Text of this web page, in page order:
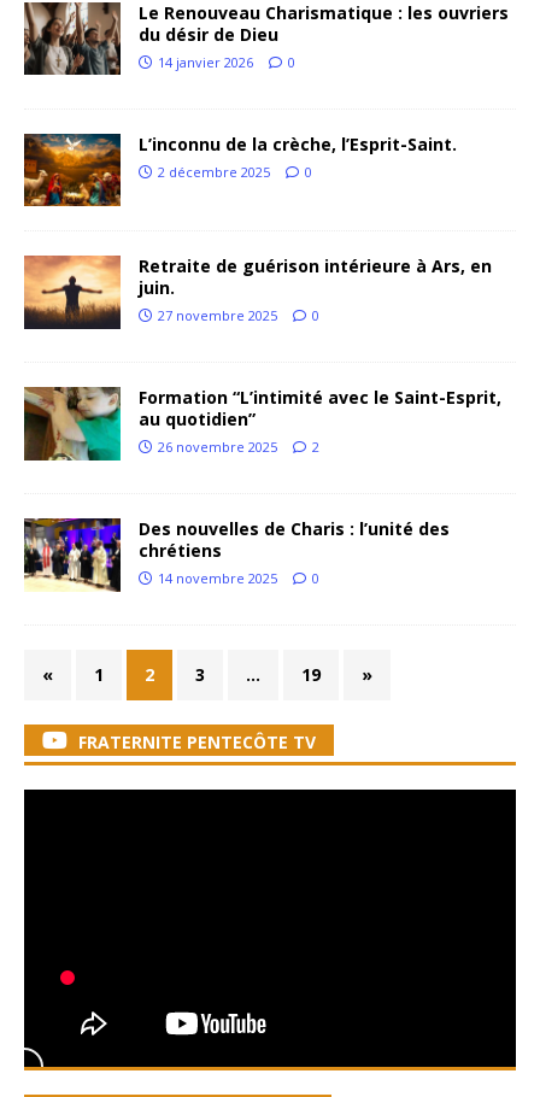
Le Renouveau Charismatique : les ouvriers
du désir de Dieu
14 janvier 2026 0
L’inconnu de la crèche, l’Esprit-Saint.
2 décembre 2025 0
Retraite de guérison intérieure à Ars, en
juin.
27 novembre 2025 0
Formation “L’intimité avec le Saint-Esprit,
au quotidien”
26 novembre 2025 2
Des nouvelles de Charis : l’unité des
chrétiens
14 novembre 2025 0
« 1 2 3 … 19 »
FRATERNITE PENTECÔTE TV